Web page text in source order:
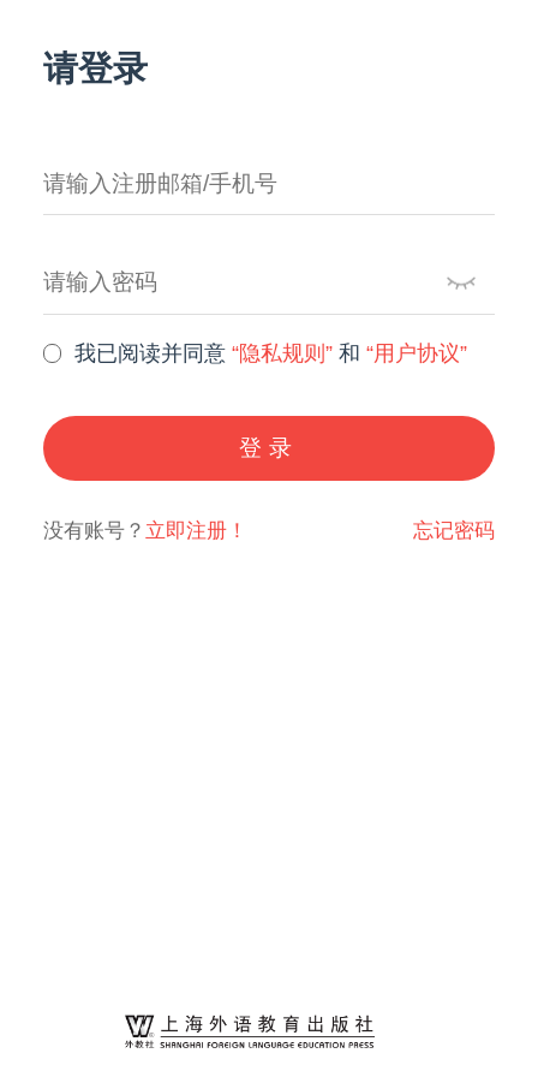
请登录
我已阅读并同意“隐私规则” 和“用户协议”
登录
没有账号？ 立即注册！ 忘记密码